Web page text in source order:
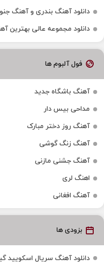
دانلود آهنگ بندری و آهنگ
دانلود مجموعه عالی
فول آلبوم ها
آهنگ باشگاه جدید
مداحی بیس دار
آهنگ روز دختر مبارک
آهنگ زنگ گوشی
آهنگ جشنی مازنی
اهنگ لری
آهنگ افغانی
بزودی ها
دانلود آهنگ سریال اسکویید گیم 3 “کامل” آپدیت